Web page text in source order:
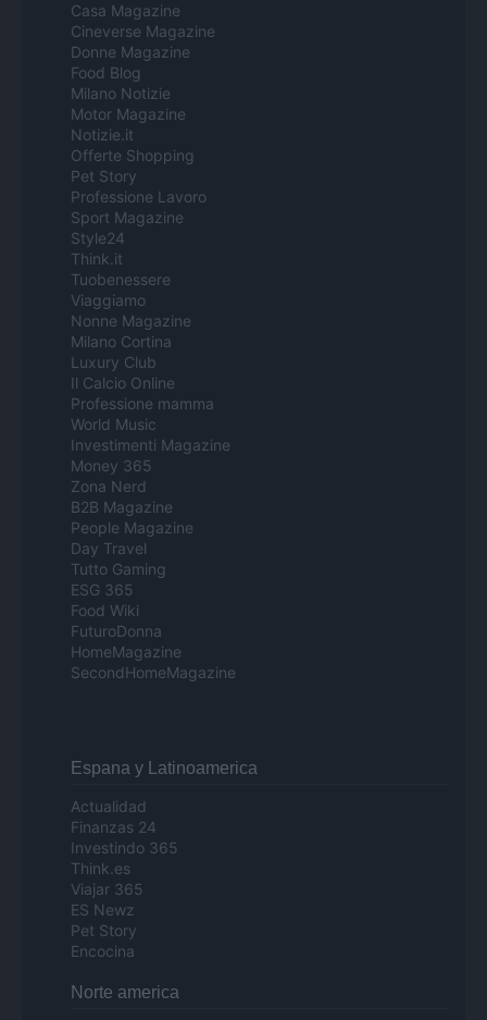
Casa Magazine
Cineverse Magazine
Donne Magazine
Food Blog
Milano Notizie
Motor Magazine
Notizie.it
Offerte Shopping
Pet Story
Professione Lavoro
Sport Magazine
Style24
Think.it
Tuobenessere
Viaggiamo
Nonne Magazine
Milano Cortina
Luxury Club
Il Calcio Online
Professione mamma
World Music
Investimenti Magazine
Money 365
Zona Nerd
B2B Magazine
People Magazine
Day Travel
Tutto Gaming
ESG 365
Food Wiki
FuturoDonna
HomeMagazine
SecondHomeMagazine
Espana y Latinoamerica
Actualidad
Finanzas 24
Investindo 365
Think.es
Viajar 365
ES Newz
Pet Story
Encocina
Norte america